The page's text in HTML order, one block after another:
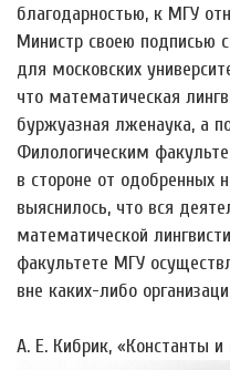
благодарностью, к МГУ
Министр своею подписью
для московских
что математическая
буржуазная лженаука, а
Филологическим
в стороне от одобренных
выяснилось, что вся
математической
факультете МГУ
вне каких-либо
А. Е. Кибрик, «Константы